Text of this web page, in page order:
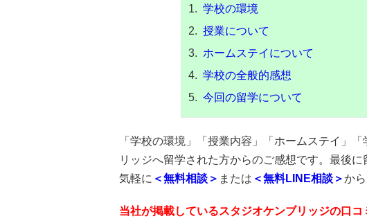
学校の環境
授業について
ホームステイについて
学校の全般的感想
今回の留学について
「学校の環境」「授業内容」「ホームステイ」
リッジへ留学された方からのご感想です。最後
気軽に ＜無料相談＞ または ＜無料LINE相談＞か
当社が掲載しているスタジオケンブリッジの口